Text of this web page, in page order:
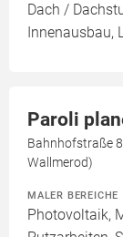
Dach /
Innenausbau,
Paroli
Bahnhofstraße
Wallmerod)
MALER BEREICHE
Photovoltaik,